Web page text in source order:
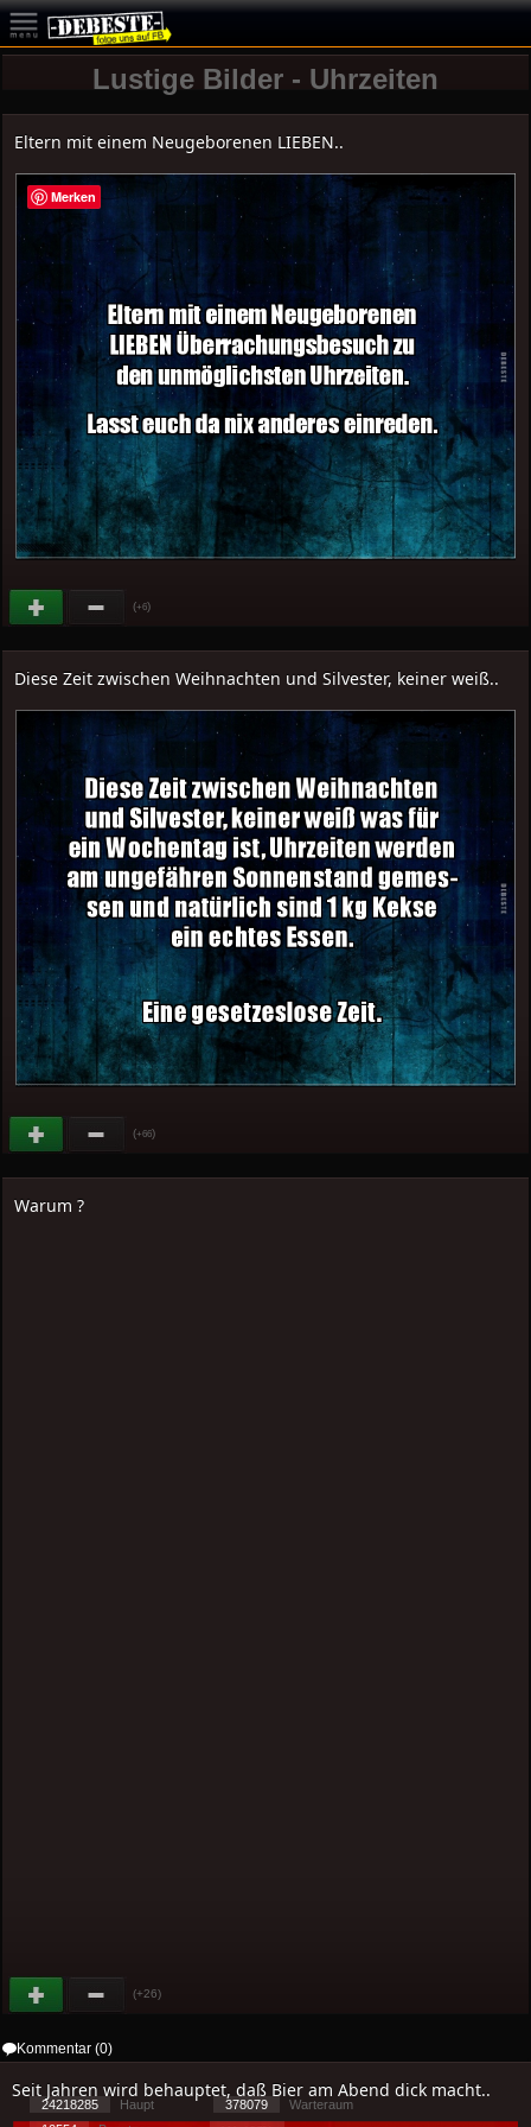
Lustige Bilder - Uhrzeiten
Eltern mit einem Neugeborenen LIEBEN..
(+6)
Diese Zeit zwischen Weihnachten und Silvester, keiner weiß..
(+66)
Warum ?
(+26)
Kommentar (0)
Seit Jahren wird behauptet, daß Bier am Abend dick macht..
24218285 Haupt 378079
Warteraum
Merken